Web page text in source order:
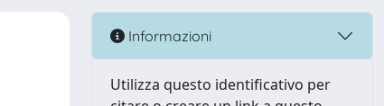
Informazioni
Utilizza questo identificativo per